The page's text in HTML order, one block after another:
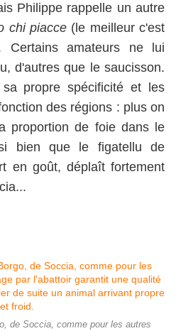
Philippe rappelle un autre
chi piacce (le meilleur c'est
Certains amateurs ne lui
d'autres que le saucisson.
propre spécificité et les
des régions : plus on
proportion de foie dans le
bien que le figatellu de
en goût, déplaît fortement
de Soccia, comme pour les autres